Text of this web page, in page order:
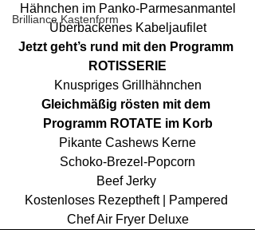
Brilliance Kastenform
Hähnchen im Panko-Parmesanmantel
Überbackenes Kabeljaufilet
Jetzt geht’s rund mit den Programm
ROTISSERIE
Knuspriges Grillhähnchen
Gleichmäßig rösten mit dem
Programm ROTATE im Korb
Pikante Cashews Kerne
Schoko-Brezel-Popcorn
Beef Jerky
Kostenloses Rezeptheft | Pampered
Chef Air Fryer Deluxe